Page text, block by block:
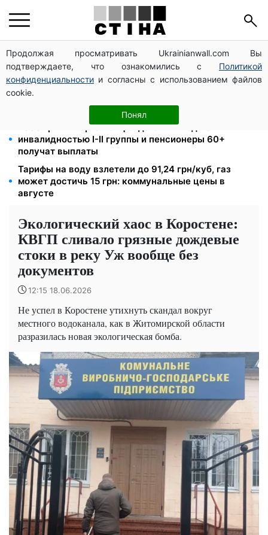
Продолжая просматривать Ukrainianwall.com Вы
подтверждаете, что ознакомились с Политикой
конфиденциальности и согласны с использованием файлов
cookie.
Понял
Директор ДОЗ Киева Татьяна Мостепан:
Демографический кризис нуждается в новых
решениях уже сегодня
Пенсионная реформа в сентябре: добровольные
накопления и пересмотр спецпенсий судей
2000 грн в квартал от фонда США: люди с
инвалидностью I-II группы и пенсионеры 60+
получат выплаты
Тарифы на воду взлетели до 91,24 грн/куб, газ
может достичь 15 грн: коммунальные цены в
августе
Экологический хаос в Коростене:
КВГП сливало грязные дождевые
стоки в реку Уж вообще без
документов
12:15 18.06.2026
Не успел в Коростене утихнуть скандал вокруг
местного водоканала, как в Житомирской области
разразилась новая экологическая бомба.